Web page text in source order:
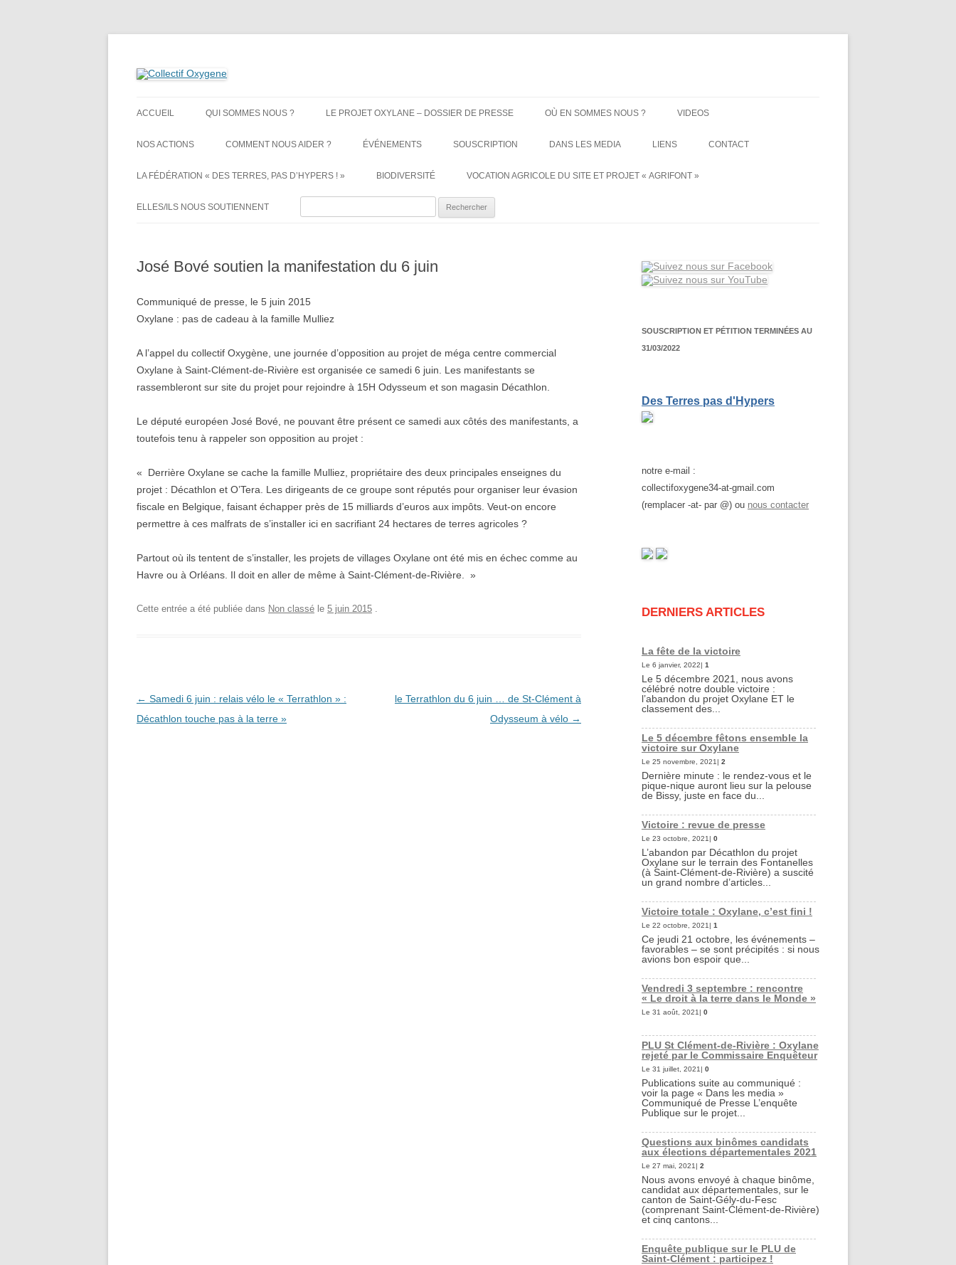
Collectif Oxygene
au
ACCUEIL QUI SOMMES NOUS ? LE PROJET OXYLANE – DOSSIER DE PRESSE OÙ EN SOMMES NOUS ? VIDEOS
NOS ACTIONS COMMENT NOUS AIDER ? ÉVÉNEMENTS SOUSCRIPTION DANS LES MEDIA LIENS CONTACT
LA FÉDÉRATION « DES TERRES, PAS D’HYPERS ! » BIODIVERSITÉ VOCATION AGRICOLE DU SITE ET PROJET « AGRIFONT »
ELLES/ILS NOUS SOUTIENNENT
José Bové soutien la manifestation du 6 juin
Communiqué de presse, le 5 juin 2015
Oxylane : pas de cadeau à la famille Mulliez
A l’appel du collectif Oxygène, une journée d’opposition au projet de méga centre commercial
Oxylane à Saint-Clément-de-Rivière est organisée ce samedi 6 juin. Les manifestants se
rassembleront sur site du projet pour rejoindre à 15H Odysseum et son magasin Décathlon.
Le député européen José Bové, ne pouvant être présent ce samedi aux côtés des manifestants, a
toutefois tenu à rappeler son opposition au projet :
« Derrière Oxylane se cache la famille Mulliez, propriétaire des deux principales enseignes du
projet : Décathlon et O’Tera. Les dirigeants de ce groupe sont réputés pour organiser leur évasion
fiscale en Belgique, faisant échapper près de 15 milliards d’euros aux impôts. Veut-on encore
permettre à ces malfrats de s’installer ici en sacrifiant 24 hectares de terres agricoles ?
Partout où ils tentent de s’installer, les projets de villages Oxylane ont été mis en échec comme au
Havre ou à Orléans. Il doit en aller de même à Saint-Clément-de-Rivière. »
Cette entrée a été publiée dans Non classé le 5 juin 2015 .
Navigation
des
← Samedi 6 juin : relais vélo le « Terrathlon » :
Décathlon touche pas à la terre »
le Terrathlon du 6 juin … de St-Clément à
Odysseum à vélo →
SOUSCRIPTION ET PÉTITION TERMINÉES AU
31/03/2022
Des Terres pas d'Hypers
notre e-mail :
collectifoxygene34-at-gmail.com
(remplacer -at- par @) ou nous contacter
DERNIERS ARTICLES
La fête de la victoire
Le 6 janvier, 2022| 1
Le 5 décembre 2021, nous avons
célébré notre double victoire :
l’abandon du projet Oxylane ET le
classement des...
Le 5 décembre fêtons ensemble la
victoire sur Oxylane
Le 25 novembre, 2021| 2
Dernière minute : le rendez-vous et le
pique-nique auront lieu sur la pelouse
de Bissy, juste en face du...
Victoire : revue de presse
Le 23 octobre, 2021| 0
L’abandon par Décathlon du projet
Oxylane sur le terrain des Fontanelles
(à Saint-Clément-de-Rivière) a suscité
un grand nombre d’articles...
Victoire totale : Oxylane, c’est fini !
Le 22 octobre, 2021| 1
Ce jeudi 21 octobre, les événements –
favorables – se sont précipités : si nous
avions bon espoir que...
Vendredi 3 septembre : rencontre
« Le droit à la terre dans le Monde »
Le 31 août, 2021| 0
PLU St Clément-de-Rivière : Oxylane
rejeté par le Commissaire Enquêteur
Le 31 juillet, 2021| 0
Publications suite au communiqué :
voir la page « Dans les media »
Communiqué de Presse L’enquête
Publique sur le projet...
Questions aux binômes candidats
aux élections départementales 2021
Le 27 mai, 2021| 2
Nous avons envoyé à chaque binôme,
candidat aux départementales, sur le
canton de Saint-Gély-du-Fesc
(comprenant Saint-Clément-de-Rivière)
et cinq cantons...
Enquête publique sur le PLU de
Saint-Clément : participez !